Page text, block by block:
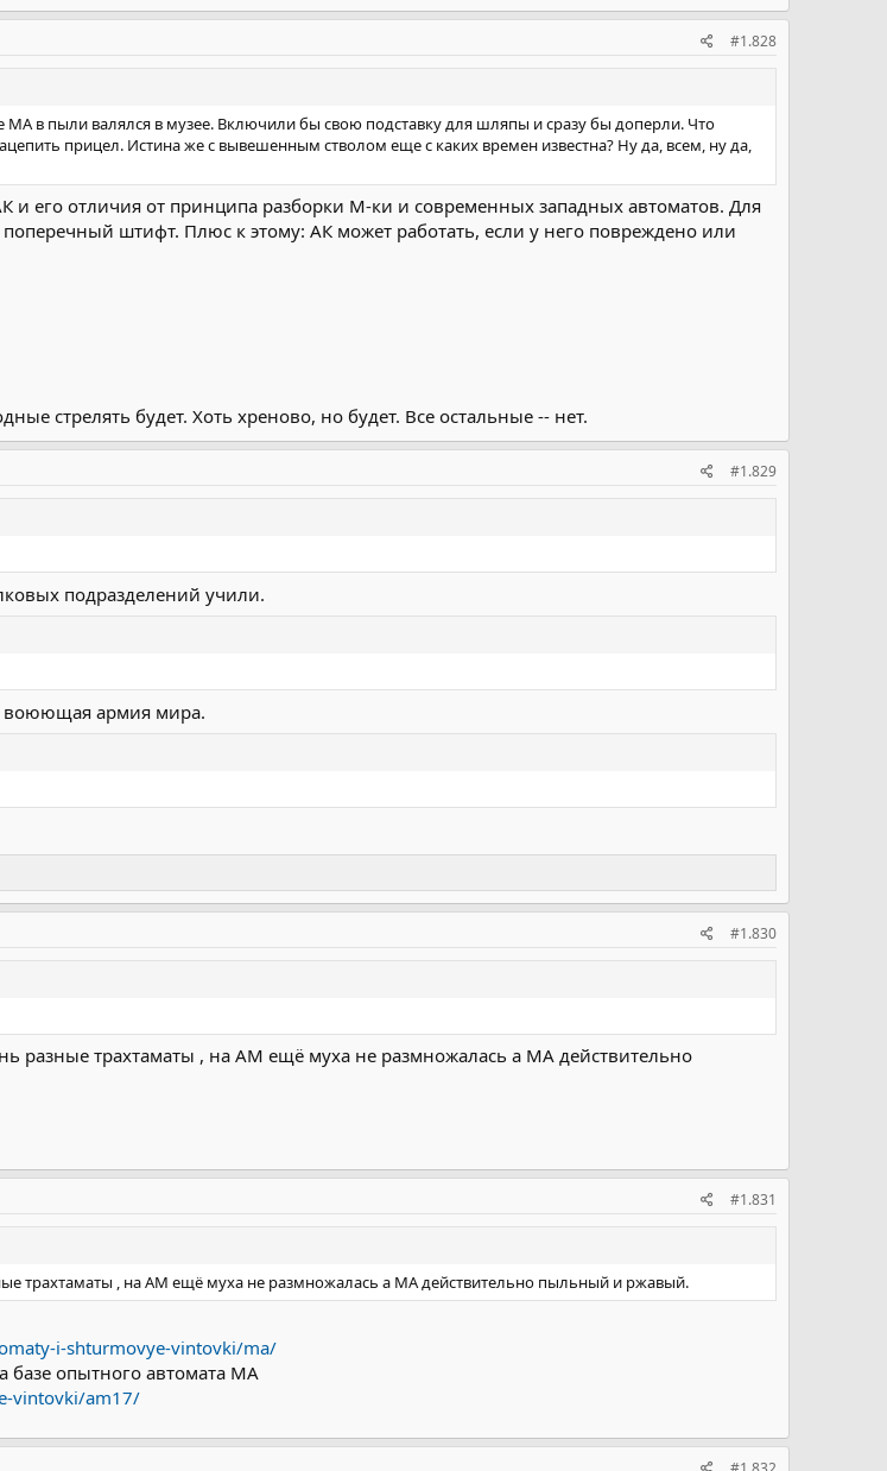
#1.828
МА в пыли валялся в музее. Включили бы свою подставку для шляпы и сразу бы доперли. Что
прицел. Истина же с вывешенным стволом еще с каких времен известна? Ну да, всем, ну да,
его отличия от принципа разборки М-ки и современных западных автоматов. Для
штифт. Плюс к этому: АК может работать, если у него повреждено или
стрелять будет. Хоть хреново, но будет. Все остальные -- нет.
#1.829
подразделений учили.
воюющая армия мира.
#1.830
разные трахтаматы , на АМ ещё муха не размножалась а МА действительно
#1.831
трахтаматы , на АМ ещё муха не размножалась а МА действительно пыльный и ржавый.
i-shturmovye-vintovki/ma/
опытного автомата МА
vintovki/am17/